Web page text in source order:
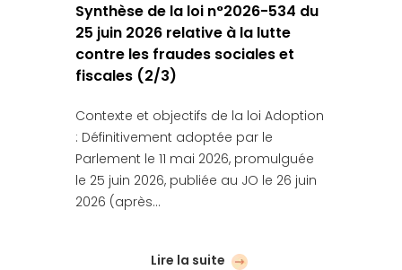
Synthèse de la loi n°2026-534 du
25 juin 2026 relative à la lutte
contre les fraudes sociales et
fiscales (2/3)
Contexte et objectifs de la loi Adoption
: Définitivement adoptée par le
Parlement le 11 mai 2026, promulguée
le 25 juin 2026, publiée au JO le 26 juin
2026 (après…
Lire la suite